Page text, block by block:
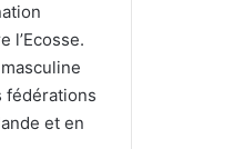
l’Ecosse.
fédérations
et en